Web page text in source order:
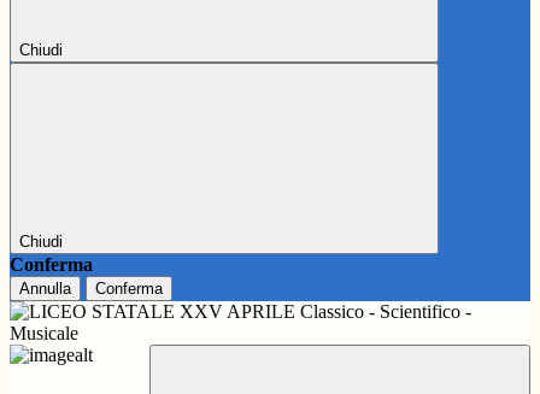
Chiudi
Chiudi
Conferma
Annulla Conferma